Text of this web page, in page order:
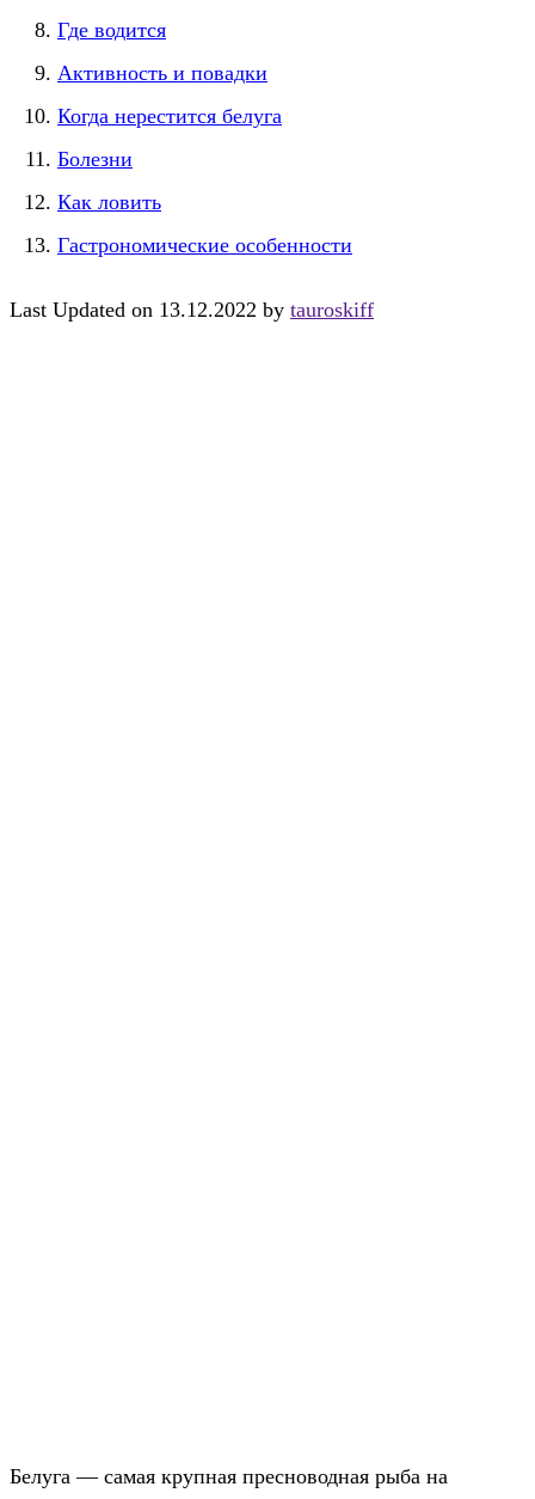
Где водится
Активность и повадки
Когда нерестится белуга
Болезни
Как ловить
Гастрономические особенности
Last Updated on 13.12.2022 by tauroskiff
Белуга — самая крупная пресноводная рыба на